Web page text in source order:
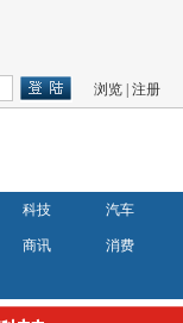
浏览 |注册
科技 汽车
商讯 消费